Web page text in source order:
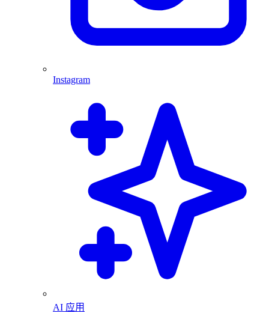
Instagram
AI 应用